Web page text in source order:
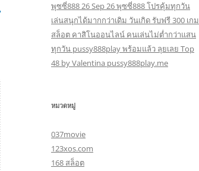
พุซซี่888 26 Sep 26 พุซซี่888 โปรคุ้มทุกวัน
เล่นสนุกได้มากกว่าเดิม วันเกิด รับฟรี 300 เกม
สล็อต คาสิโนออนไลน์ คนเล่นไม่ต่ำกว่าแสน
ทุกวัน pussy888play พร้อมแล้ว ลุยเลย Top
48 by Valentina pussy888play.me
หมวดหมู่
037movie
123xos.com
168 สล็อต